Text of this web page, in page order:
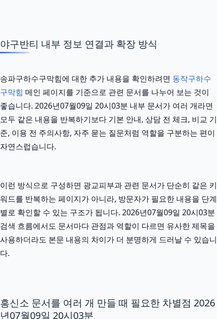
야구반티 내부 정보 연결과 확장 방식
송파구하수구막힘에 대한 추가 내용을 확인하려면 동작구하수
구막힘 메인 페이지를 기준으로 관련 문서를 나누어 보는 것이
좋습니다. 2026년07월09일 20시03분 내부 문서가 여러 개라면
모두 같은 내용을 반복하기보다 기본 안내, 상담 전 체크, 비교 기
준, 이용 전 주의사항, 자주 묻는 질문처럼 역할을 구분하는 편이
자연스럽습니다.
이런 방식으로 구성하면 광교피부과 관련 문서가 단순히 같은 키
워드를 반복하는 페이지가 아니라, 방문자가 필요한 내용을 단계
별로 확인할 수 있는 구조가 됩니다. 2026년07월09일 20시03분
검색 흐름에서도 문서마다 관점과 역할이 다르면 유사한 제목을
사용하더라도 본문 내용의 차이가 더 분명하게 드러날 수 있습니
다.
흥신소 문서를 여러 개 만들 때 필요한 차별점 2026
년07월09일 20시03분